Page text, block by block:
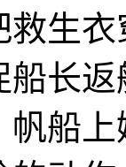
生
长
船